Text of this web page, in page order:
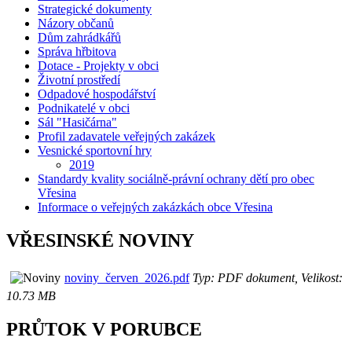
Strategické dokumenty
Názory občanů
Dům zahrádkářů
Správa hřbitova
Dotace - Projekty v obci
Životní prostředí
Odpadové hospodářství
Podnikatelé v obci
Sál "Hasičárna"
Profil zadavatele veřejných zakázek
Vesnické sportovní hry
2019
Standardy kvality sociálně-právní ochrany dětí pro obec
Vřesina
Informace o veřejných zakázkách obce Vřesina
VŘESINSKÉ NOVINY
noviny_červen_2026.pdfTyp: PDF dokument, Velikost:
10.73 MB
PRŮTOK V PORUBCE